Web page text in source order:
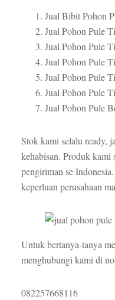
Jual Bibit Pohon
Jual Pohon Pule
Jual Pohon Pule
Jual Pohon Pule
Jual Pohon Pule
Jual Pohon Pule
Jual Pohon Pule
Stok kami selalu ready,
kehabisan. Produk kami
pengiriman se
keperluan perusahaan
Untuk bertanya-tanya
menghubungi kami di
082257668116